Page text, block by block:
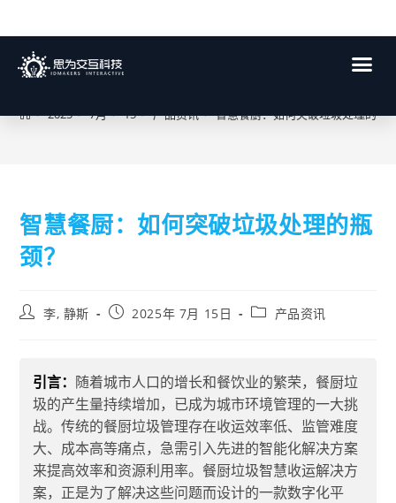
博客
> 2025 > 7月 > 15 > 产品资讯 > 智慧餐厨：如何突破垃圾处理的瓶
智慧餐厨：如何突破垃圾处理的瓶
颈？
李, 静斯 2025年 7月 15日 产品资讯
引言： 随着城市人口的增长和餐饮业的繁荣，餐厨垃
圾的产生量持续增加，已成为城市环境管理的一大挑
战。传统的餐厨垃圾管理存在收运效率低、监管难度
大、成本高等痛点，急需引入先进的智能化解决方案
来提高效率和资源利用率。餐厨垃圾智慧收运解决方
案，正是为了解决这些问题而设计的一款数字化平